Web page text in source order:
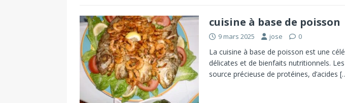
cuisine à base de poisson
9 mars 2025 jose 0
La cuisine à base de poisson est une
délicates et de bienfaits nutritionnels.
source précieuse de protéines, d’acides